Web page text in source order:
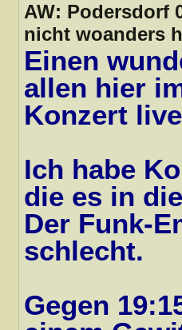
AW: Podersdorf
nicht woanders
Einen
allen hier
Konzert
Ich habe
die es in
Der Funk-
schlecht.
Gegen